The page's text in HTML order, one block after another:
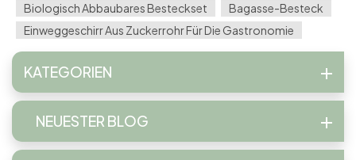
Biologisch Abbaubares Besteckset
Bagasse-Besteck
Einweggeschirr Aus Zuckerrohr Für Die Gastronomie
KATEGORIEN
NEUESTER BLOG